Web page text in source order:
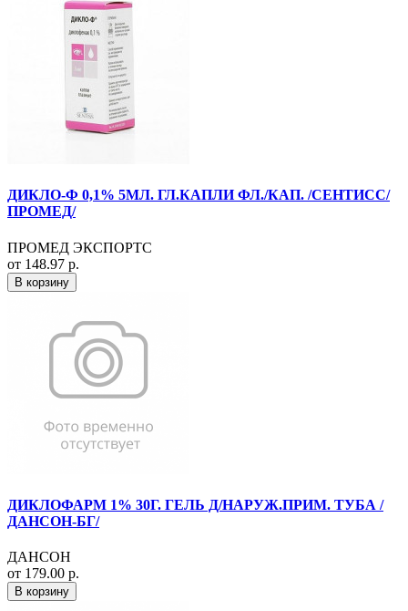
ДИКЛО-Ф 0,1% 5МЛ. ГЛ.КАПЛИ ФЛ./КАП. /СЕНТИСС/
ПРОМЕД/
ПРОМЕД ЭКСПОРТС
от 148.97 р.
В корзину
ДИКЛОФАРМ 1% 30Г. ГЕЛЬ Д/НАРУЖ.ПРИМ. ТУБА /
ДАНСОН-БГ/
ДАНСОН
от 179.00 р.
В корзину